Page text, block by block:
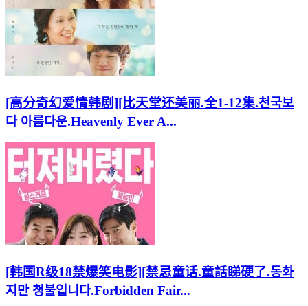
[高分奇幻爱情韩剧][比天堂还美丽.全1-12集.천국보
다 아름다운.Heavenly Ever A...
[韩国R级18禁爆笑电影][禁忌童话.童話睇硬了.동화
지만 청불입니다.Forbidden Fair...